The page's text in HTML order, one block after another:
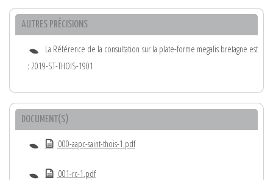
AUTRES PRÉCISIONS
La Référence de la consultation sur la plate-forme megalis bretagne est
: 2019-ST-THOIS-1901
DOCUMENT(S)
000-aapc-saint-thois-1.pdf
001-rc-1.pdf